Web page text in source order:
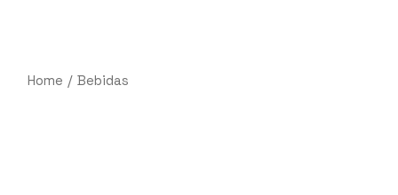
Home Bebidas